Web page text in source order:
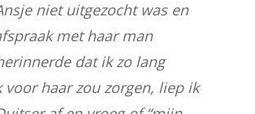
niet uitgezocht was en
met haar man
dat ik zo lang
voor haar zou zorgen, liep ik